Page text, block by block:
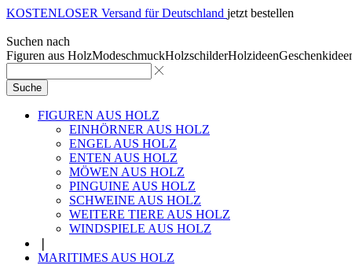
KOSTENLOSER Versand für Deutschland jetzt bestellen
Suchen nach
Figuren aus HolzModeschmuckHolzschilderHolzideen
Suche
FIGUREN AUS HOLZ
EINHÖRNER AUS HOLZ
ENGEL AUS HOLZ
ENTEN AUS HOLZ
MÖWEN AUS HOLZ
PINGUINE AUS HOLZ
SCHWEINE AUS HOLZ
WEITERE TIERE AUS HOLZ
WINDSPIELE AUS HOLZ
MARITIMES AUS HOLZ